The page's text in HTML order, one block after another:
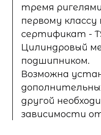
тремя
первому
сертификат -
Цилиндровый
подшипником.
Возможна
другой
зависимости